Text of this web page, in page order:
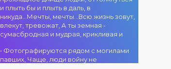
Приходите
поддержать
зажигательные
танцы и
праздничное
настроение!
Фахрутдинов. Вас
ждут зрелищные
хореографические
образы,
зажигательные
ритмы и
праздничное
состоится
праздничная DJ-
программа! Вас
ждут
музыкальные
хиты,
Костанай
завоевал Гран-
г. Костанай дом
культуры
и плыть бы и плыть в даль, в
никуда...Мечты, мечты...Всю жизнь зовут,
влекут, тревожат, А ты земная -
сумасбродная и мудрая, крикливая и
• Фотографируются рядом с могилами
павших, Чаще, люди войну не